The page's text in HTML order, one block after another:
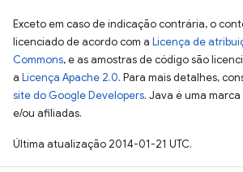
Exceto em caso de indicação contrária, o
licenciado de acordo com a Licença de
Commons, e as amostras de código são
a Licença Apache 2.0. Para mais detalhes,
site do Google Developers. Java é uma
e/ou afiliadas.
Última atualização 2014-01-21 UTC.